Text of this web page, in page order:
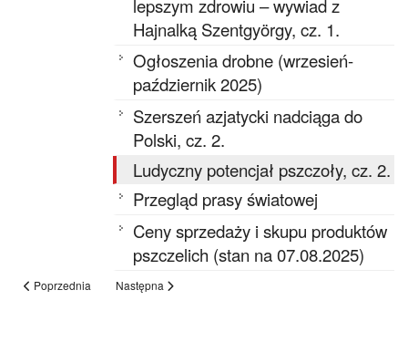
lepszym zdrowiu – wywiad z
Hajnalką Szentgyörgy, cz. 1.
Ogłoszenia drobne (wrzesień-
październik 2025)
Szerszeń azjatycki nadciąga do
Polski, cz. 2.
Ludyczny potencjał pszczoły, cz. 2.
Przegląd prasy światowej
Ceny sprzedaży i skupu produktów
pszczelich (stan na 07.08.2025)
Poprzednia Następna